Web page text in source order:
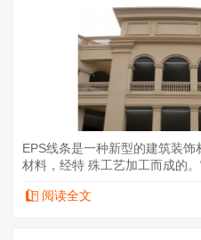
EPS线条是一种新型的建筑装
材料，经特 殊工艺加工而成的。
阅读全文